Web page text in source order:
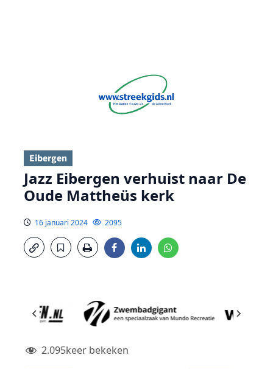
Eibergen
Jazz Eibergen verhuist naar De
Oude Mattheüs kerk
16 januari 2024 2095
2.095keer bekeken